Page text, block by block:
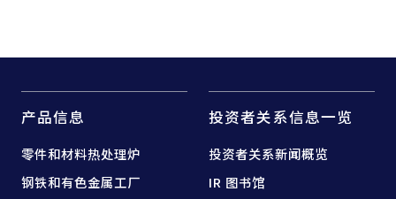
产品信息
零件和材料热处理炉
钢铁和有色金属工厂
投资者关系信息一览
投资者关系新闻概览
IR 图书馆